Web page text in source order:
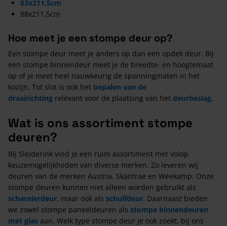
83x211,5cm
88x211,5cm
Hoe meet je een stompe deur op?
Een stompe deur meet je anders op dan een opdek deur. Bij
een stompe binnendeur meet je de breedte- en hoogtemaat
op of je meet heel nauwkeurig de sponningmaten in het
kozijn. Tot slot is ook het bepalen van de
draairichting relevant voor de plaatsing van het deurbeslag.
Wat is ons assortiment stompe
deuren?
Bij Sleiderink vind je een ruim assortiment met volop
keuzemogelijkheden van diverse merken. Zo leveren wij
deuren van de merken Austria, Skantrae en Weekamp. Onze
stompe deuren kunnen niet alleen worden gebruikt als
scharnierdeur, maar ook als schuifdeur. Daarnaast bieden
we zowel stompe paneeldeuren als stompe binnendeuren
met glas aan. Welk type stompe deur je ook zoekt, bij ons